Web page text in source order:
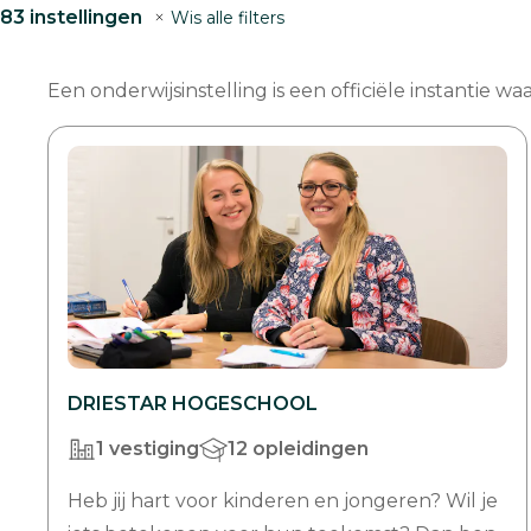
en
op
Enter
te
zoeken.
Gebruik
de
om
de
invoer
83 instellingen Wis alle filters
Een onderwijsinstelling is een officiële instantie
DRIESTAR HOGESCHOOL
1 vestiging
12 opleidingen
Heb jij hart voor kinderen en jongeren? Wil je